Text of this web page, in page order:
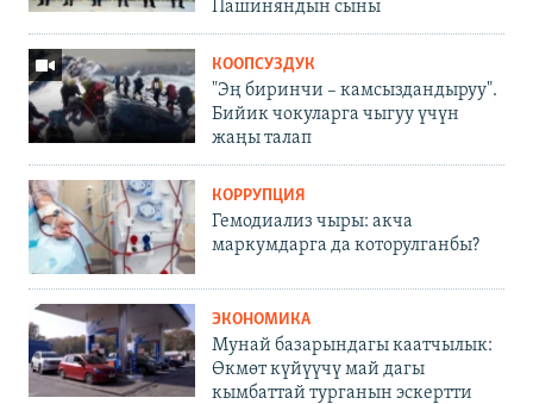
Пашиняндын сыны
КООПСУЗДУК
"Эң биринчи – камсыздандыруу".
Бийик чокуларга чыгуу үчүн
жаңы талап
КОРРУПЦИЯ
Гемодиализ чыры: акча
маркумдарга да которулганбы?
ЭКОНОМИКА
Мунай базарындагы каатчылык:
Өкмөт күйүүчү май дагы
кымбаттай турганын эскертти